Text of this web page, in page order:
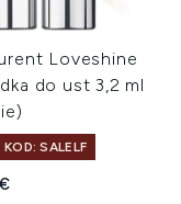
Loveshine
do ust 3,2 ml
SALELF
detaliczna:
cena: